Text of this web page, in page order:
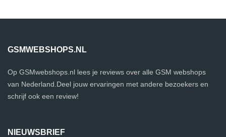
GSMWEBSHOPS.NL
Op GSMwebshops.nl lees je reviews over alle GSM webshops
van Nederland.Deel jouw ervaringen met andere bezoekers en
schrijf ook een review!
NIEUWSBRIEF